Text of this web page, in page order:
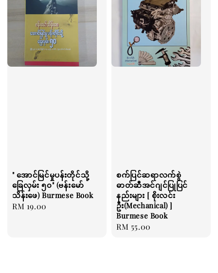
" အောင်မြင်မှုပန်းတိုင်သို့
ခြေလှမ်း ၅၀" (ဗန်းမော်
သိန်းဖေ) Burmese Book
Regular
RM 19.00
စက်ပြင်ဆရာလက်စွဲ
ဓာတ်ဆီအင်ဂျင်ပြုပြင်
နည်းများ [ စိုးလင်း
ဦး(Mechanical) ]
Burmese Book
Regular
RM 55.00